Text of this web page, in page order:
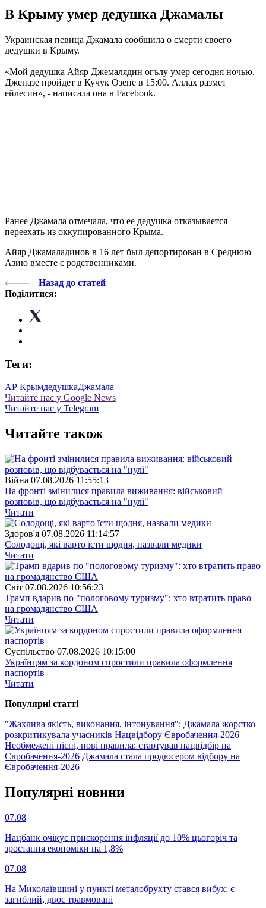
В Крыму умер дедушка Джамалы
Украинская певица Джамала сообщила о смерти своего
дедушки в Крыму.
«Мой дедушка Айяр Джемалядин огълу умер сегодня ночью.
Дженазе пройдет в Кучук Озене в 15:00. Аллах размет
ейлесин», - написала она в Facebook.
Ранее Джамала отмечала, что ее дедушка отказывается
переехать из оккупированного Крыма.
Айяр Джамаладинов в 16 лет был депортирован в Среднюю
Азию вместе с родственниками.
Назад до статей
Поділитися:
Теги:
АР КрымдедушкаДжамала
Читайте нас у Google News
Читайте нас у Telegram
Читайте також
Війна 07.08.2026 11:55:13
На фронті змінилися правила виживання: військовий
розповів, що відбувається на "нулі"
Читати
Здоров'я 07.08.2026 11:14:57
Солодощі, які варто їсти щодня, назвали медики
Читати
Свiт 07.08.2026 10:56:23
Трамп вдарив по "пологовому туризму": хто втратить право
на громадянство США
Читати
Суспiльство 07.08.2026 10:15:00
Українцям за кордоном спростили правила оформлення
паспортів
Читати
Популярнi статтi
"Жахлива якість, виконання, інтонування": Джамала жорстко
розкритикувала учасників Нацвідбору Євробачення-2026
Необмежені пісні, нові правила: стартував нацвідбір на
Євробачення-2026 Джамала стала продюсером відбору на
Євробачення-2026
Популярнi новини
07.08
Нацбанк очікує прискорення інфляції до 10% цьогоріч та
зростання економіки на 1,8%
07.08
На Миколаївщині у пункті металобрухту стався вибух: є
загиблий, двоє травмовані